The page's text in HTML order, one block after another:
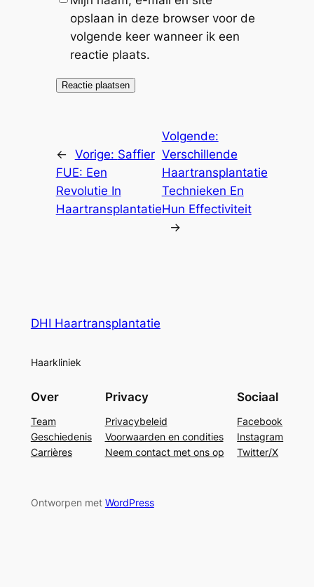
opslaan in deze browser voor de
volgende keer wanneer ik een
reactie plaats.
← Vorige: Saffier
FUE: Een
Revolutie In
Haartransplantatie
Volgende:
Verschillende
Haartransplantatie
Technieken En
Hun Effectiviteit
→
DHI Haartransplantatie
Haarkliniek
Over
Team
Geschiedenis
Carrières
Privacy
Privacybeleid
Voorwaarden en condities
Neem contact met ons op
Sociaal
Facebook
Instagram
Twitter/X
Ontworpen met WordPress